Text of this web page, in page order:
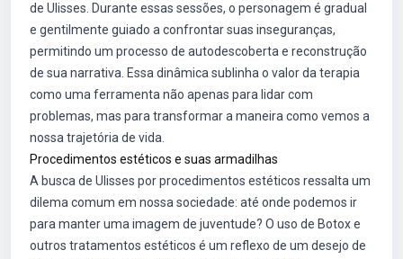
de Ulisses. Durante essas sessões, o personagem é gradual
e gentilmente guiado a confrontar suas inseguranças,
permitindo um processo de autodescoberta e reconstrução
de sua narrativa. Essa dinâmica sublinha o valor da terapia
como uma ferramenta não apenas para lidar com
problemas, mas para transformar a maneira como vemos a
nossa trajetória de vida.
Procedimentos estéticos e suas armadilhas
A busca de Ulisses por procedimentos estéticos ressalta um
dilema comum em nossa sociedade: até onde podemos ir
para manter uma imagem de juventude? O uso de Botox e
outros tratamentos estéticos é um reflexo de um desejo de